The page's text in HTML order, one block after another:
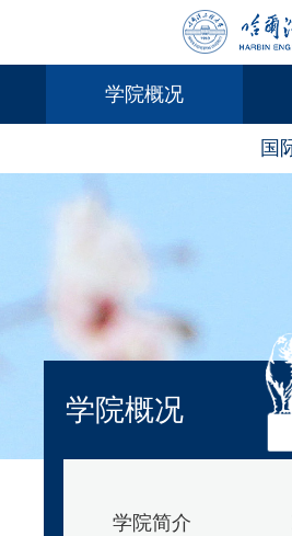
学院概况
国
学院概况
学院简介